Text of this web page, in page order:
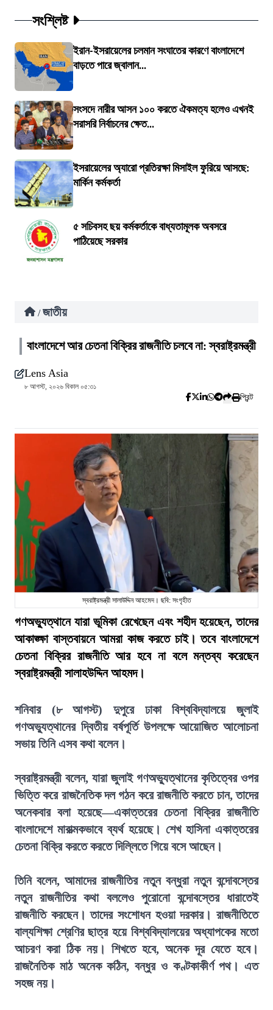
সংশ্লিষ্ট
ইরান-ইসরায়েলের চলমান সংঘাতের কারণে বাংলাদেশে
বাড়তে পারে জ্বালান...
সংসদে নারীর আসন ১০০ করতে ঐকমত্য হলেও এখনই
সরাসরি নির্বাচনের ক্ষেত...
ইসরায়েলের অ্যারো প্রতিরক্ষা মিসাইল ফুরিয়ে আসছে:
মার্কিন কর্মকর্তা
৫ সচিবসহ ছয় কর্মকর্তাকে বাধ্যতামূলক অবসরে
পাঠিয়েছে সরকার
/ জাতীয়
বাংলাদেশে আর চেতনা বিক্রির রাজনীতি চলবে না: স্বরাষ্ট্রমন্ত্রী
Lens Asia
৮ আগস্ট, ২০২৬ বিকাল ০৫:৩১
প্রিন্ট
স্বরাষ্ট্রমন্ত্রী সালাউদ্দিন আহমেদ। ছবি: সংগৃহীত
গণঅভ্যুত্থানে যারা ভূমিকা রেখেছেন এবং শহীদ হয়েছেন, তাদের
আকাঙ্ক্ষা বাস্তবায়নে আমরা কাজ করতে চাই। তবে বাংলাদেশে
চেতনা বিক্রির রাজনীতি আর হবে না বলে মন্তব্য করেছেন
স্বরাষ্ট্রমন্ত্রী সালাহউদ্দিন আহমদ।
শনিবার (৮ আগস্ট) দুপুরে ঢাকা বিশ্ববিদ্যালয়ে জুলাই
গণঅভ্যুত্থানের দ্বিতীয় বর্ষপূর্তি উপলক্ষে আয়োজিত আলোচনা
সভায় তিনি এসব কথা বলেন।
স্বরাষ্ট্রমন্ত্রী বলেন, যারা জুলাই গণঅভ্যুত্থানের কৃতিত্বের ওপর
ভিত্তি করে রাজনৈতিক দল গঠন করে রাজনীতি করতে চান, তাদের
অনেকবার বলা হয়েছে—একাত্তরের চেতনা বিক্রির রাজনীতি
বাংলাদেশে মারাত্মকভাবে ব্যর্থ হয়েছে। শেখ হাসিনা একাত্তরের
চেতনা বিক্রি করতে করতে দিল্লিতে গিয়ে বসে আছেন।
তিনি বলেন, আমাদের রাজনীতির নতুন বন্ধুরা নতুন বন্দোবস্তের
নতুন রাজনীতির কথা বললেও পুরোনো বন্দোবস্তের ধারাতেই
রাজনীতি করছেন। তাদের সংশোধন হওয়া দরকার। রাজনীতিতে
বাল্যশিক্ষা শ্রেণির ছাত্র হয়ে বিশ্ববিদ্যালয়ের অধ্যাপকের মতো
আচরণ করা ঠিক নয়। শিখতে হবে, অনেক দূর যেতে হবে।
রাজনৈতিক মাঠ অনেক কঠিন, বন্ধুর ও কণ্টকাকীর্ণ পথ। এত
সহজ নয়।